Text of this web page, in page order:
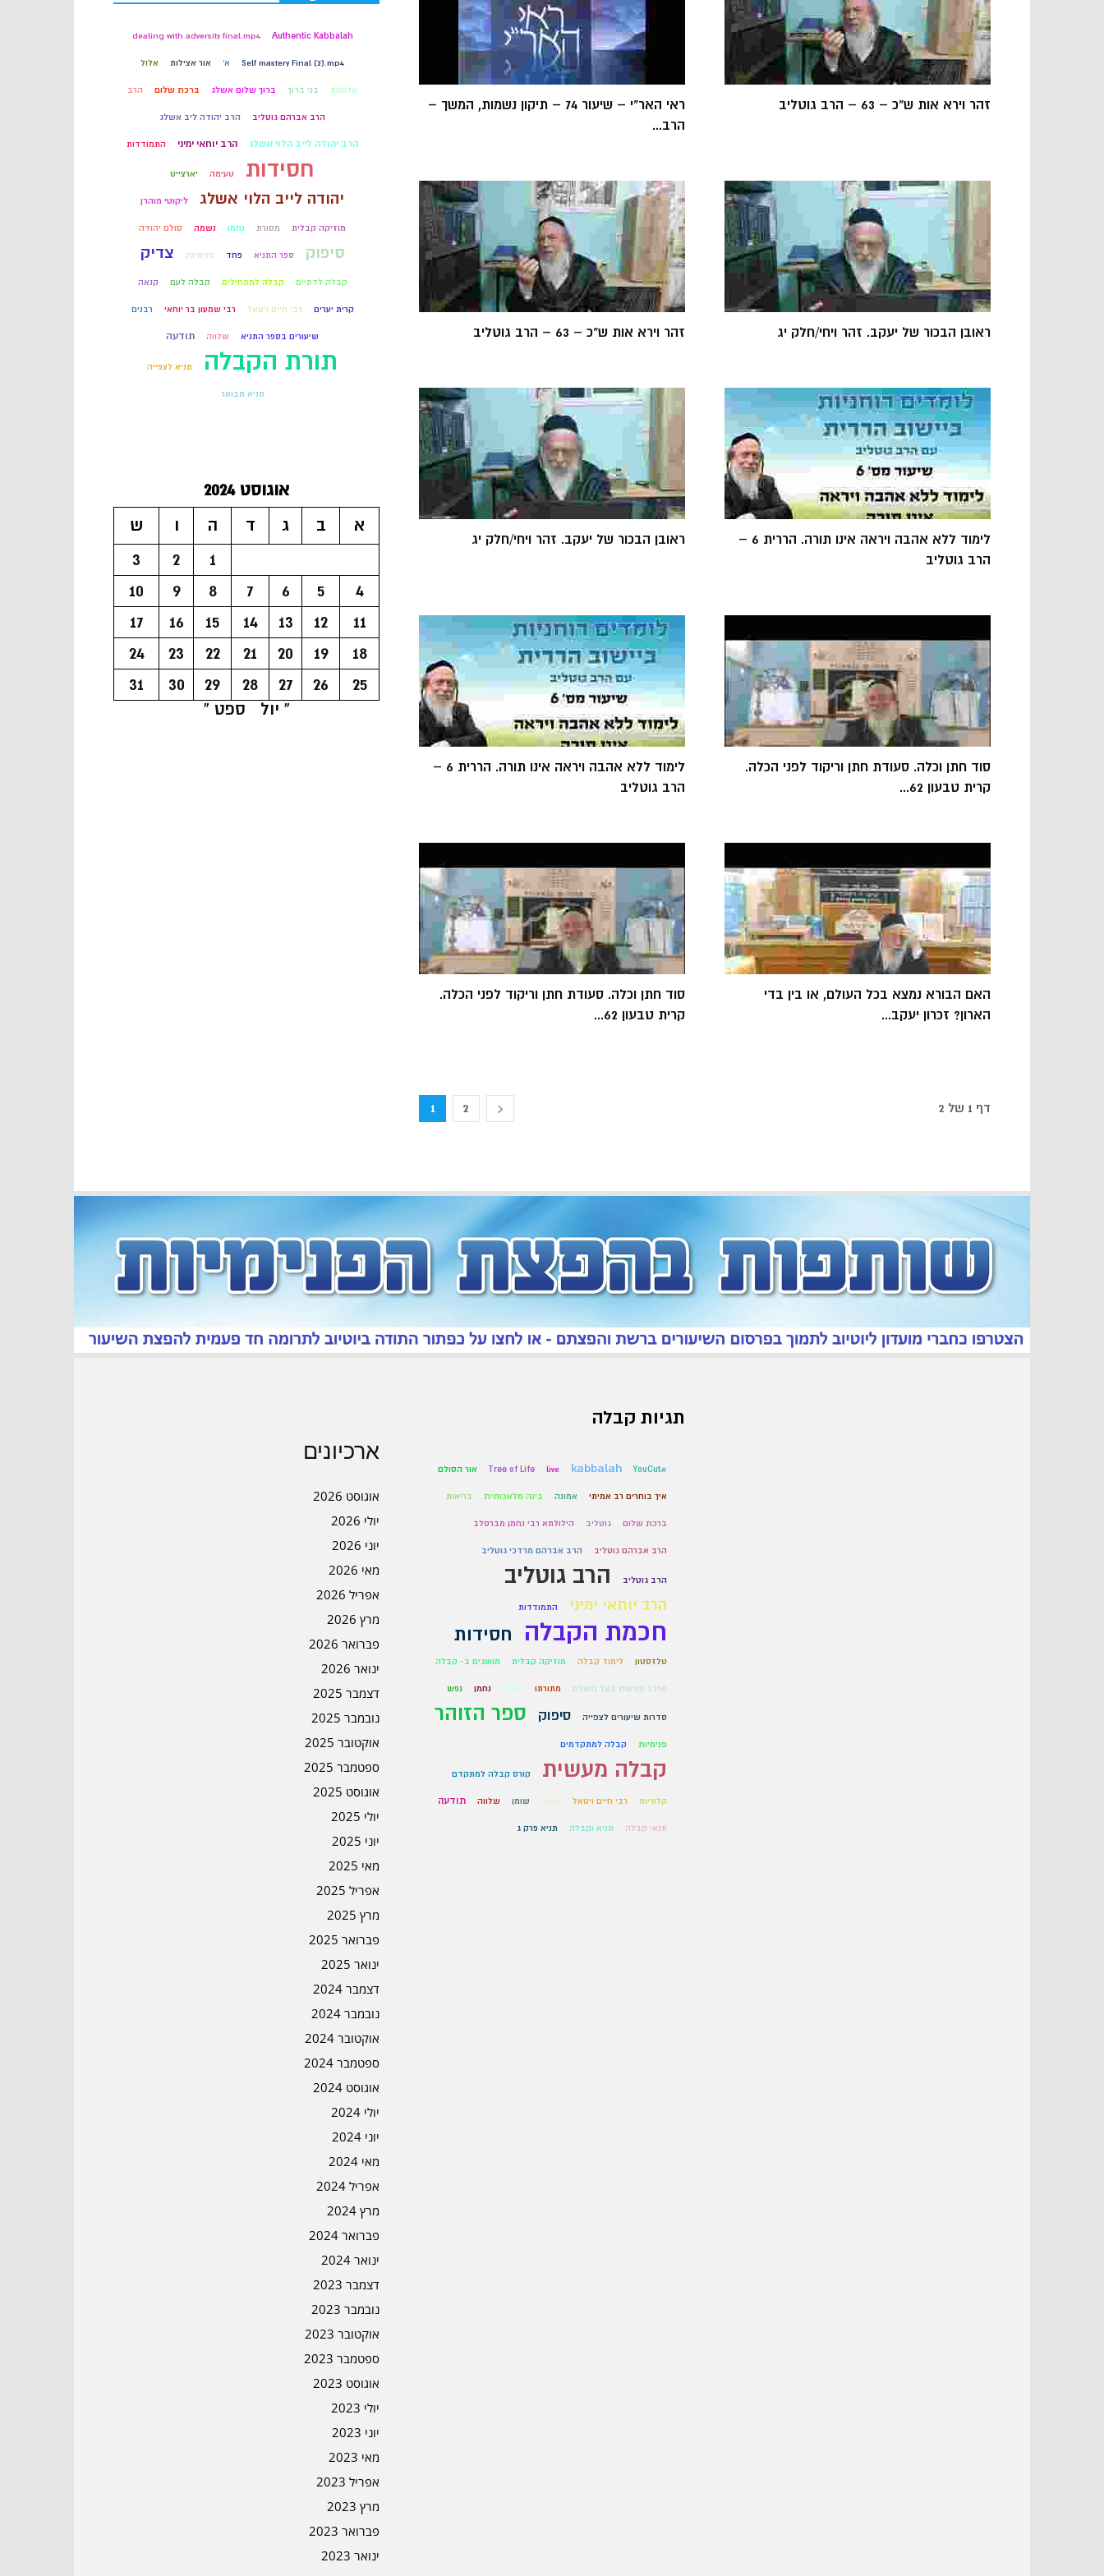
ראי האר"י – שיעור 74 – תיקון נשמות, המשך –
הרב...
זהר וירא אות ש"כ – 63 – הרב גוטליב
זהר וירא אות ש"כ – 63 – הרב גוטליב ראובן הבכור של יעקב. זהר ויחי/חלק יג
ראובן הבכור של יעקב. זהר ויחי/חלק יג
לימוד ללא אהבה ויראה אינו תורה. הררית 6 –
הרב גוטליב
לימוד ללא אהבה ויראה אינו תורה. הררית 6 –
הרב גוטליב
סוד חתן וכלה. סעודת חתן וריקוד לפני הכלה.
קרית טבעון 62...
סוד חתן וכלה. סעודת חתן וריקוד לפני הכלה.
קרית טבעון 62...
האם הבורא נמצא בכל העולם, או בין בדי
הארון? זכרון יעקב...
1 2 דף 1 של 2
Authentic Kabbalah
dealing with adversity final.mp4
Self mastery Final (2).mp4 א' אור אצילות אלול
אלוקות בני ברוך ברוך שלום אשלג ברכת שלום הרב
הרב אברהם גוטליב הרב יהודה ליב אשלג
הרב יהודה לייב הלוי אשלג הרב יוחאי ימיני התמודדות
חסידות טעימה יארצייט
יהודה לייב הלוי אשלג ליקוטי מוהרן
מוזיקה קבלית מסורת נחמן נשמה סולם יהודה
סיפוק ספר התניא פחד פנימיות צדיק
קבלה לדתיים קבלה למתחילים קבלה לעם קנאה
קרית יערים רבי חיים ויטאל רבי שמעון בר יוחאי רבנים
שיעורים בספר התניא שלווה תודעה
תורת הקבלה תניא לצפייה
תניא מבואר
אוגוסט 2024
א
ב ג ד ה ו
ש
1
2
3
4
5
6
7
8
9
10
11
12
13
14
15
16
17
18
19
20
21
22
23
24
25
26
27
28
29
30
31
« יול
ספט »
ארכיונים
אוגוסט 2026
יולי 2026
יוני 2026
מאי 2026
אפריל 2026
מרץ 2026
פברואר 2026
ינואר 2026
דצמבר 2025
נובמבר 2025
אוקטובר 2025
ספטמבר 2025
אוגוסט 2025
יולי 2025
יוני 2025
מאי 2025
אפריל 2025
מרץ 2025
פברואר 2025
ינואר 2025
דצמבר 2024
נובמבר 2024
אוקטובר 2024
ספטמבר 2024
אוגוסט 2024
יולי 2024
יוני 2024
מאי 2024
אפריל 2024
מרץ 2024
פברואר 2024
ינואר 2024
דצמבר 2023
נובמבר 2023
אוקטובר 2023
ספטמבר 2023
אוגוסט 2023
יולי 2023
יוני 2023
מאי 2023
אפריל 2023
מרץ 2023
פברואר 2023
ינואר 2023
תגיות קבלה
#YouCut
kabbalah
live
Tree of Life אור הסולם
איך בוחרים רב אמיתי אמונה בינה מלאכותית בריאות
ברכת שלום גוטליב הילולתא רבי נחמן מברסלב
הרב אברהם גוטליב הרב אברהם מרדכי גוטליב
הרב גוטליב הרב גוטליב
הרב יוחאי ימיני התמודדות
חכמת הקבלה חסידות
טלזסטון לימוד קבלה מוזיקה קבלית מושגים ב- קבלה
מרכז מורשת בעל הסולם מתורתו נאהב נחמן נפש
סדרות שיעורים לצפייה סיפוק ספר הזוהר
פנימיות קבלה למתקדמים
קבלה מעשית קורס קבלה למתקדם
קלוריות רבי חיים ויטאל רשבי שומן שלווה תודעה
תנאי קבלה תניא וקבלה תניא פרק ג